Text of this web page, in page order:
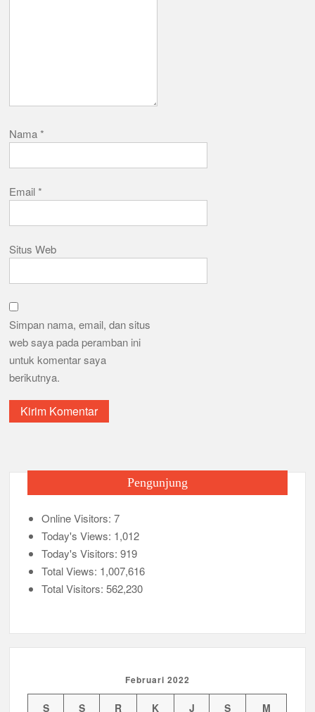
Nama*
Email*
Situs Web
Simpan nama, email, dan situs
web saya pada peramban ini
untuk komentar saya
berikutnya.
Pengunjung
Online Visitors:7
Today's Views: 1,012
Today's Visitors:919
Total Views: 1,007,616
Total Visitors:562,230
Februari 2022
S S R K J S M